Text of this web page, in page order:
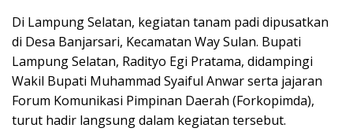
Di Lampung Selatan, kegiatan tanam padi dipusatkan
di Desa Banjarsari, Kecamatan Way Sulan. Bupati
Lampung Selatan, Radityo Egi Pratama, didampingi
Wakil Bupati Muhammad Syaiful Anwar serta jajaran
Forum Komunikasi Pimpinan Daerah (Forkopimda),
turut hadir langsung dalam kegiatan tersebut.